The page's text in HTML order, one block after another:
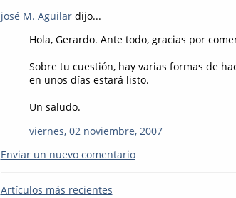
josé M. Aguilardijo...
Hola, Gerardo. Ante todo, gracias por
Sobre tu cuestión, hay varias formas de
en unos días estará listo.
Un saludo.
viernes, 02 noviembre, 2007
Enviar un nuevo comentario
Artículos más recientes